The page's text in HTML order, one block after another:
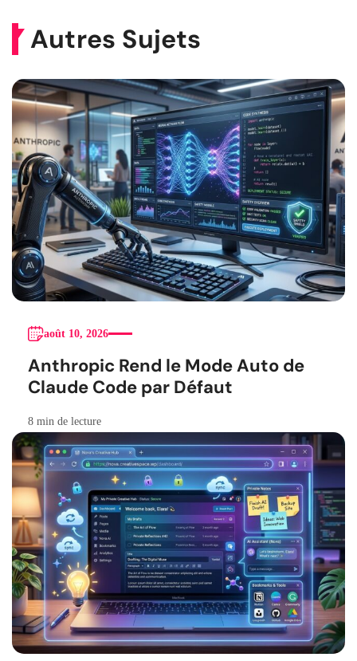
Autres Sujets
août 10, 2026
Anthropic Rend le Mode Auto de
Claude Code par Défaut
8 min de lecture